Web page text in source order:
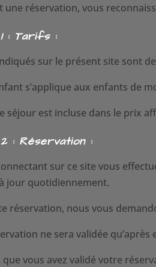
une réservation, vous
: Tarifs :
sur le présent site sont
s’applique aux enfants de
séjour est incluse dans le prix
: Réservation :
sur ce site vous
jour quotidiennement.
réservation, nous vous
ne sera validée qu’après
que vous avez validé votre